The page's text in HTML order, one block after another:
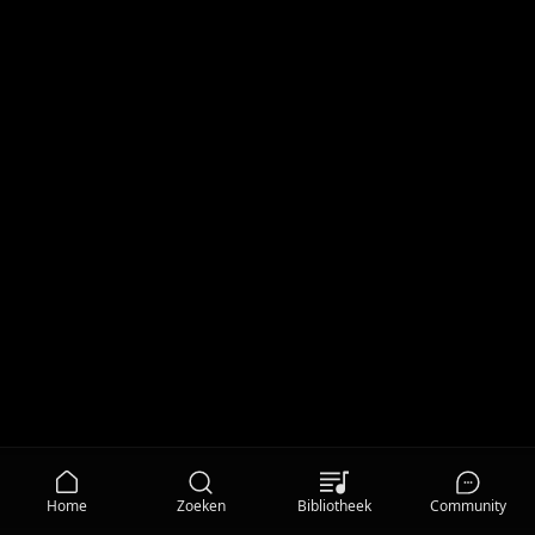
Home Zoeken Bibliotheek Community